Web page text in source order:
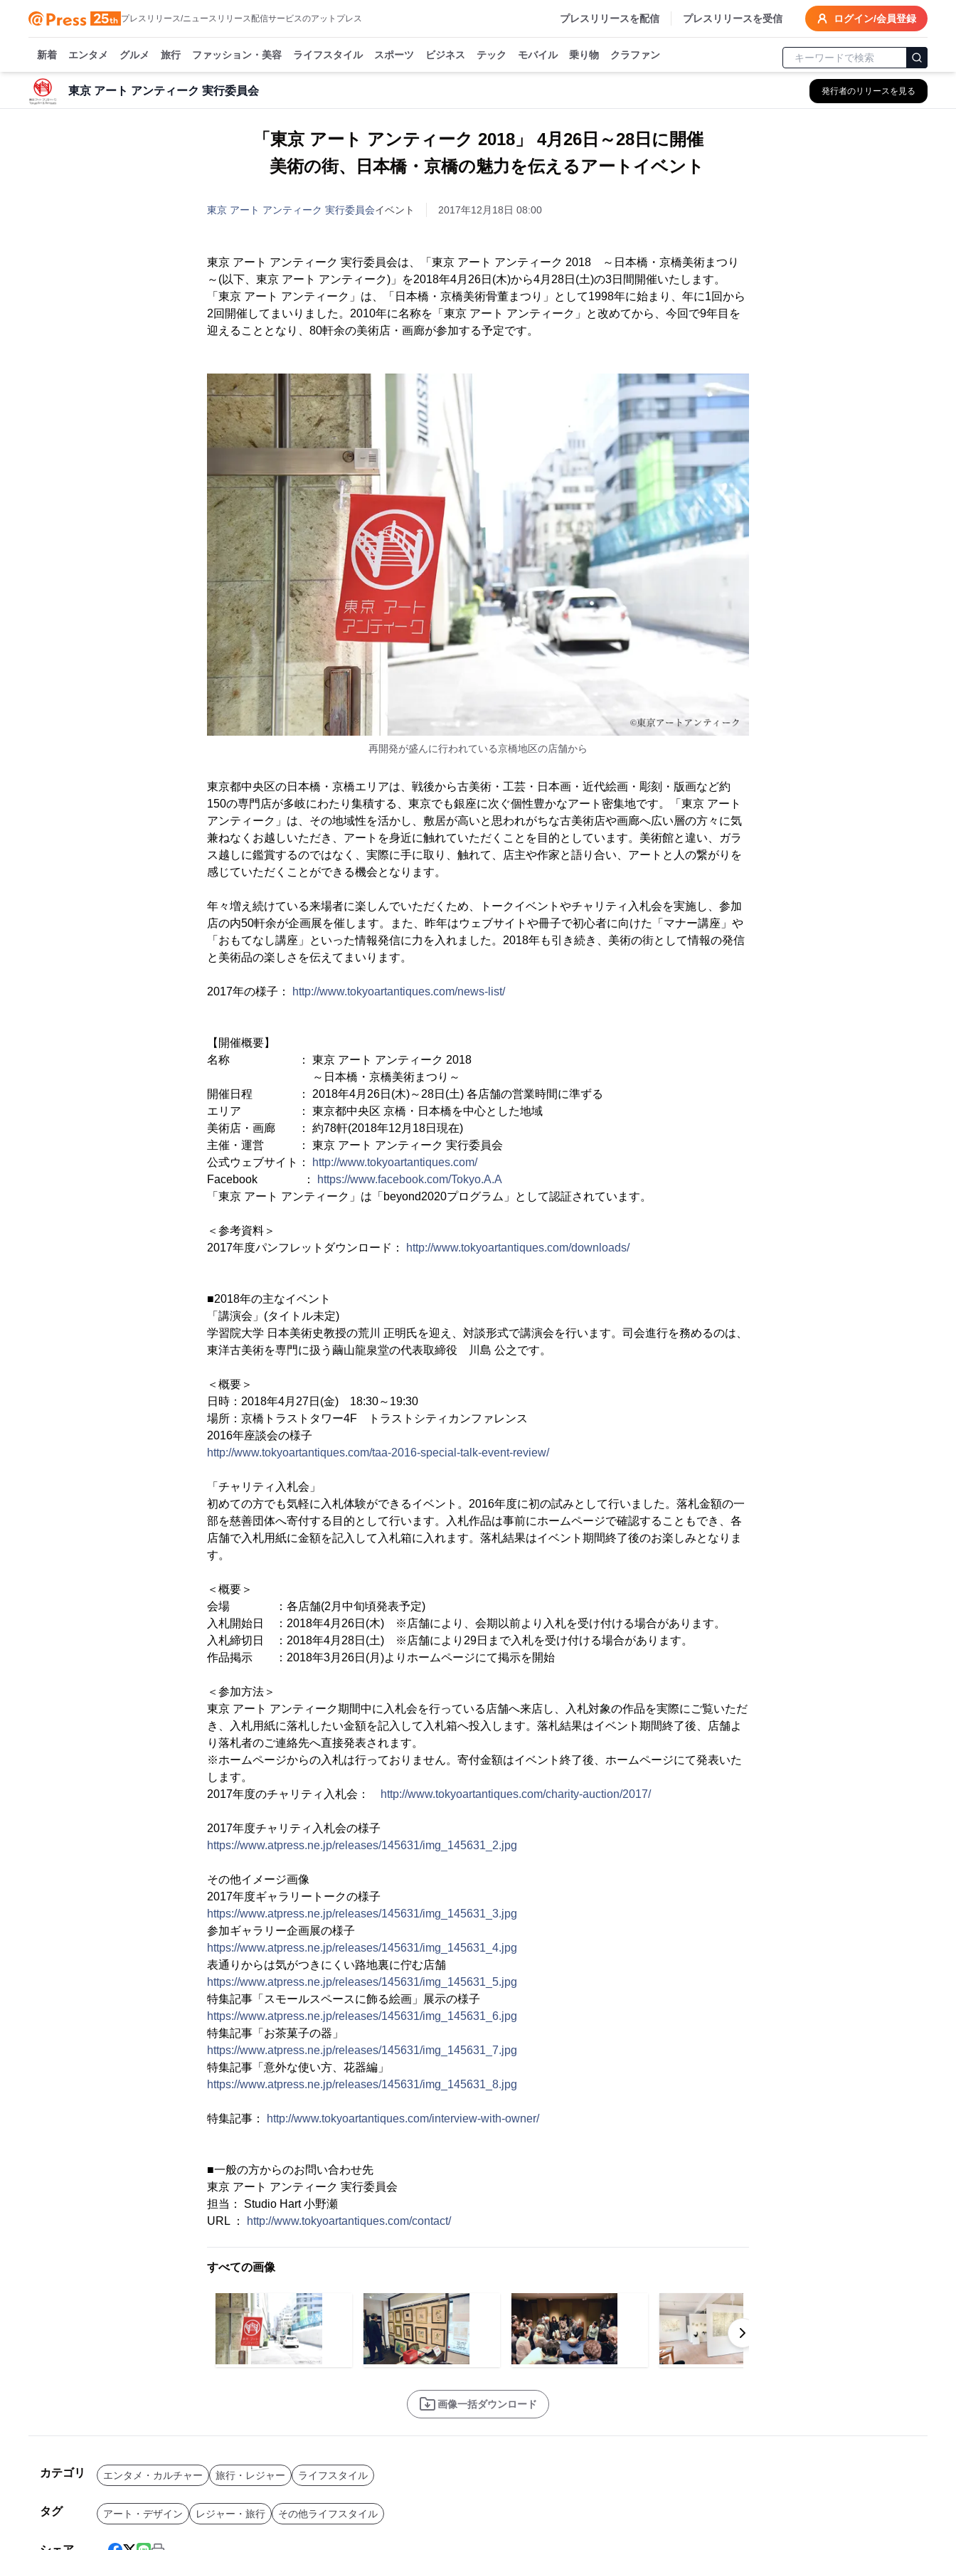
プレスリリース/ニュースリリース配信サービスのアットプレス プレスリリースを配信 プレスリリースを受信 ログイン/会員登録
新着 エンタメ グルメ 旅行 ファッション・美容 ライフスタイル スポーツ ビジネス テック モバイル 乗り物 クラファン
東京 アート アンティーク 実行委員会 発行者のリリースを見る
「東京 アート アンティーク 2018」 4月26日～28日に開催
美術の街、日本橋・京橋の魅力を伝えるアートイベント
東京 アート アンティーク 実行委員会イベント 2017年12月18日 08:00
東京 アート アンティーク 実行委員会は、「東京 アート アンティーク 2018 ～日本橋・京橋美術まつり
～(以下、東京 アート アンティーク)」を2018年4月26日(木)から4月28日(土)の3日間開催いたします。
「東京 アート アンティーク」は、「日本橋・京橋美術骨董まつり」として1998年に始まり、年に1回から
2回開催してまいりました。2010年に名称を「東京 アート アンティーク」と改めてから、今回で9年目を
迎えることとなり、80軒余の美術店・画廊が参加する予定です。
再開発が盛んに行われている京橋地区の店舗から
東京都中央区の日本橋・京橋エリアは、戦後から古美術・工芸・日本画・近代絵画・彫刻・版画など約
150の専門店が多岐にわたり集積する、東京でも銀座に次ぐ個性豊かなアート密集地です。「東京 アート
アンティーク」は、その地域性を活かし、敷居が高いと思われがちな古美術店や画廊へ広い層の方々に気
兼ねなくお越しいただき、アートを身近に触れていただくことを目的としています。美術館と違い、ガラ
ス越しに鑑賞するのではなく、実際に手に取り、触れて、店主や作家と語り合い、アートと人の繋がりを
感じていただくことができる機会となります。
年々増え続けている来場者に楽しんでいただくため、トークイベントやチャリティ入札会を実施し、参加
店の内50軒余が企画展を催します。また、昨年はウェブサイトや冊子で初心者に向けた「マナー講座」や
「おもてなし講座」といった情報発信に力を入れました。2018年も引き続き、美術の街として情報の発信
と美術品の楽しさを伝えてまいります。
2017年の様子： http://www.tokyoartantiques.com/news-list/
【開催概要】
名称 ： 東京 アート アンティーク 2018
～日本橋・京橋美術まつり～
開催日程 ： 2018年4月26日(木)～28日(土) 各店舗の営業時間に準ずる
エリア ： 東京都中央区 京橋・日本橋を中心とした地域
美術店・画廊 ： 約78軒(2018年12月18日現在)
主催・運営 ： 東京 アート アンティーク 実行委員会
公式ウェブサイト：
http://www.tokyoartantiques.com/
Facebook ：
https://www.facebook.com/Tokyo.A.A
「東京 アート アンティーク」は「beyond2020プログラム」として認証されています。
＜参考資料＞
2017年度パンフレットダウンロード：
http://www.tokyoartantiques.com/downloads/
■2018年の主なイベント
「講演会」(タイトル未定)
学習院大学 日本美術史教授の荒川 正明氏を迎え、対談形式で講演会を行います。司会進行を務めるのは、
東洋古美術を専門に扱う繭山龍泉堂の代表取締役 川島 公之です。
＜概要＞
日時：2018年4月27日(金) 18:30～19:30
場所：京橋トラストタワー4F トラストシティカンファレンス
2016年座談会の様子
http://www.tokyoartantiques.com/taa-2016-special-talk-event-review/
「チャリティ入札会」
初めての方でも気軽に入札体験ができるイベント。2016年度に初の試みとして行いました。落札金額の一
部を慈善団体へ寄付する目的として行います。入札作品は事前にホームページで確認することもでき、各
店舗で入札用紙に金額を記入して入札箱に入れます。落札結果はイベント期間終了後のお楽しみとなりま
す。
＜概要＞
会場 ：各店舗(2月中旬頃発表予定)
入札開始日 ：2018年4月26日(木) ※店舗により、会期以前より入札を受け付ける場合があります。
入札締切日 ：2018年4月28日(土) ※店舗により29日まで入札を受け付ける場合があります。
作品掲示 ：2018年3月26日(月)よりホームページにて掲示を開始
＜参加方法＞
東京 アート アンティーク期間中に入札会を行っている店舗へ来店し、入札対象の作品を実際にご覧いただ
き、入札用紙に落札したい金額を記入して入札箱へ投入します。落札結果はイベント期間終了後、店舗よ
り落札者のご連絡先へ直接発表されます。
※ホームページからの入札は行っておりません。寄付金額はイベント終了後、ホームページにて発表いた
します。
2017年度のチャリティ入札会：
http://www.tokyoartantiques.com/charity-auction/2017/
2017年度チャリティ入札会の様子
https://www.atpress.ne.jp/releases/145631/img_145631_2.jpg
その他イメージ画像
2017年度ギャラリートークの様子
https://www.atpress.ne.jp/releases/145631/img_145631_3.jpg
参加ギャラリー企画展の様子
https://www.atpress.ne.jp/releases/145631/img_145631_4.jpg
表通りからは気がつきにくい路地裏に佇む店舗
https://www.atpress.ne.jp/releases/145631/img_145631_5.jpg
特集記事「スモールスペースに飾る絵画」展示の様子
https://www.atpress.ne.jp/releases/145631/img_145631_6.jpg
特集記事「お茶菓子の器」
https://www.atpress.ne.jp/releases/145631/img_145631_7.jpg
特集記事「意外な使い方、花器編」
https://www.atpress.ne.jp/releases/145631/img_145631_8.jpg
特集記事： http://www.tokyoartantiques.com/interview-with-owner/
■一般の方からのお問い合わせ先
東京 アート アンティーク 実行委員会
担当： Studio Hart 小野瀬
URL ：
http://www.tokyoartantiques.com/contact/
すべての画像
画像一括ダウンロード
カテゴリ エンタメ・カルチャー 旅行・レジャー ライフスタイル
タグ アート・デザイン レジャー・旅行 その他ライフスタイル